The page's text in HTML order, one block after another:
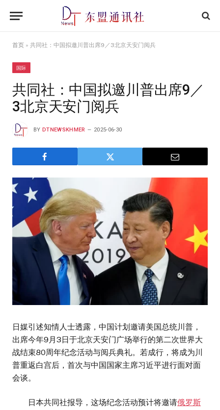
首页 » 共同社：中国拟邀川普出席9／3北京天安门阅兵
国际
共同社：中国拟邀川普出席9／
3北京天安门阅兵
BY DTNEWSKHMER 2025-06-30
日媒引述知情人士透露，中国计划邀请美国总统川普，
出席今年9月3日于北京天安门广场举行的第二次世界大
战结束80周年纪念活动与阅兵典礼。若成行，将成为川
普重返白宫后，首次与中国国家主席习近平进行面对面
会谈。
日本共同社报导，这场纪念活动预计将邀请俄罗斯